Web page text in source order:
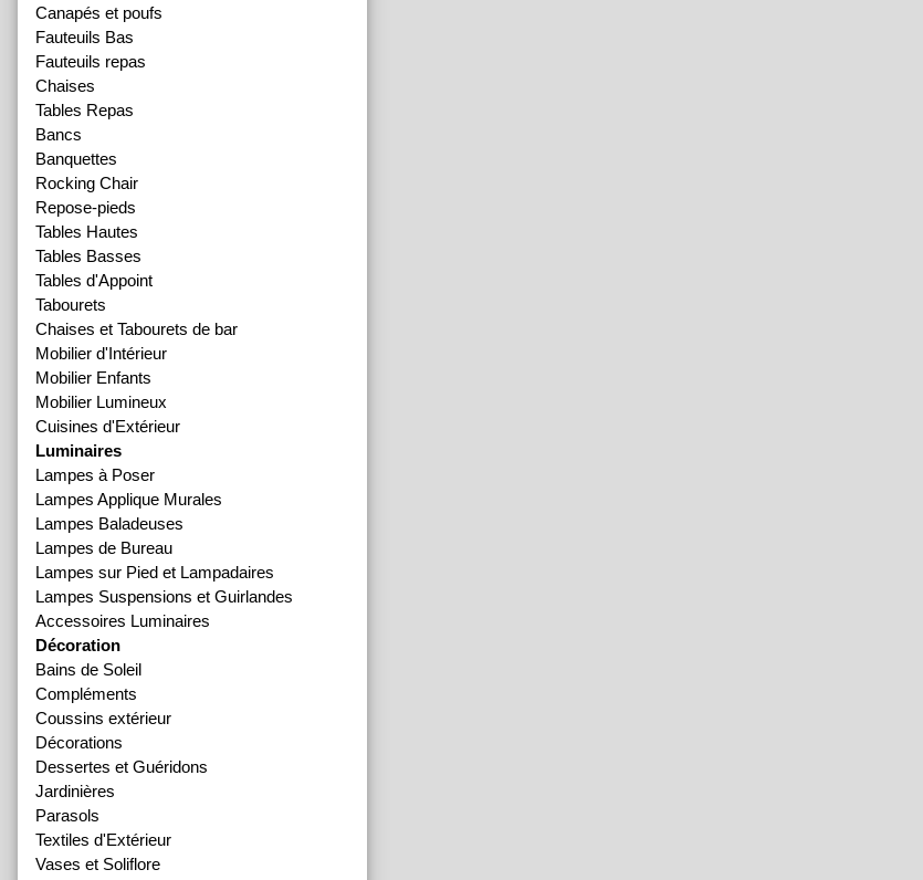
Canapés et poufs
Fauteuils Bas
Fauteuils repas
Chaises
Tables Repas
Bancs
Banquettes
Rocking Chair
Repose-pieds
Tables Hautes
Tables Basses
Tables d'Appoint
Tabourets
Chaises et Tabourets de bar
Mobilier d'Intérieur
Mobilier Enfants
Mobilier Lumineux
Cuisines d'Extérieur
Luminaires
Lampes à Poser
Lampes Applique Murales
Lampes Baladeuses
Lampes de Bureau
Lampes sur Pied et Lampadaires
Lampes Suspensions et Guirlandes
Accessoires Luminaires
Décoration
Bains de Soleil
Compléments
Coussins extérieur
Décorations
Dessertes et Guéridons
Jardinières
Parasols
Textiles d'Extérieur
Vases et Soliflore